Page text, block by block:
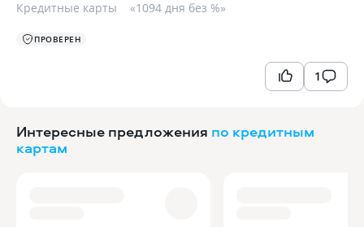
Кредитные карты
«1094 дня без %»
ПРОВЕРЕН
1
Интересные предложения по кредитным
картам